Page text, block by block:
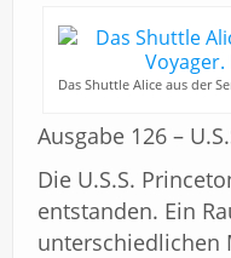
Das Shuttle Alice aus der
Ausgabe 126 –
Die U.S.S.
entstanden. Ein
unterschiedlichen